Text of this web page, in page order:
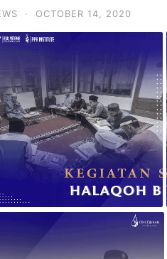
· OCTOBER 14, 2020